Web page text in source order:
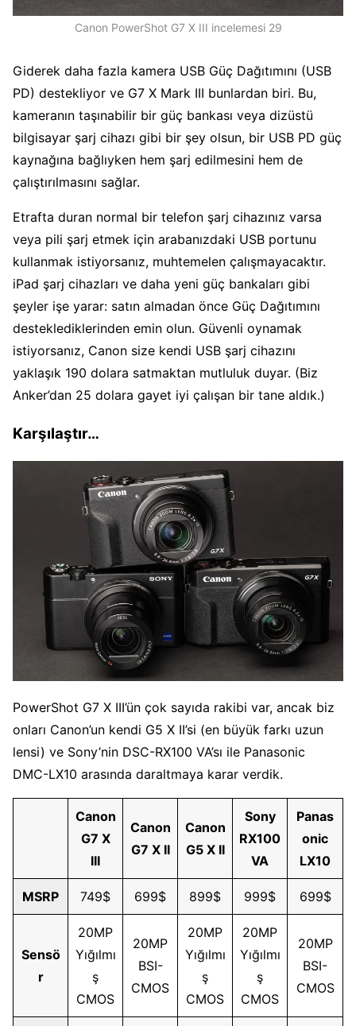
Canon PowerShot G7 X III incelemesi 29
Giderek daha fazla kamera USB Güç Dağıtımını (USB
PD) destekliyor ve G7 X Mark III bunlardan biri. Bu,
kameranın taşınabilir bir güç bankası veya dizüstü
bilgisayar şarj cihazı gibi bir şey olsun, bir USB PD güç
kaynağına bağlıyken hem şarj edilmesini hem de
çalıştırılmasını sağlar.
Etrafta duran normal bir telefon şarj cihazınız varsa
veya pili şarj etmek için arabanızdaki USB portunu
kullanmak istiyorsanız, muhtemelen çalışmayacaktır.
iPad şarj cihazları ve daha yeni güç bankaları gibi
şeyler işe yarar: satın almadan önce Güç Dağıtımını
desteklediklerinden emin olun. Güvenli oynamak
istiyorsanız, Canon size kendi USB şarj cihazını
yaklaşık 190 dolara satmaktan mutluluk duyar. (Biz
Anker’dan 25 dolara gayet iyi çalışan bir tane aldık.)
Karşılaştır…
PowerShot G7 X III’ün çok sayıda rakibi var, ancak biz
onları Canon’un kendi G5 X II’si (en büyük farkı uzun
lensi) ve Sony’nin DSC-RX100 VA’sı ile Panasonic
DMC-LX10 arasında daraltmaya karar verdik.
Canon
G7 X
III
Canon
G7 X II
Canon
G5 X II
Sony
RX100
VA
Panas
onic
LX10
MSRP 749$ 699$ 899$ 999$ 699$
Sensö
r
20MP
Yığılmı
ş
CMOS
20MP
BSI-
CMOS
20MP
Yığılmı
ş
CMOS
20MP
Yığılmı
ş
CMOS
20MP
BSI-
CMOS